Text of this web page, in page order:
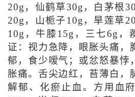
20g，仙鹤草30g，白茅根
20g，山栀子10g，旱莲草
10g，牛膝15g，三七6g，
证：视力急降，眼胀头痛，
郁，食少嗳气；或忿怒暴悖
胀痛。舌尖边红，苔薄白，
解郁、化瘀止血。方用血